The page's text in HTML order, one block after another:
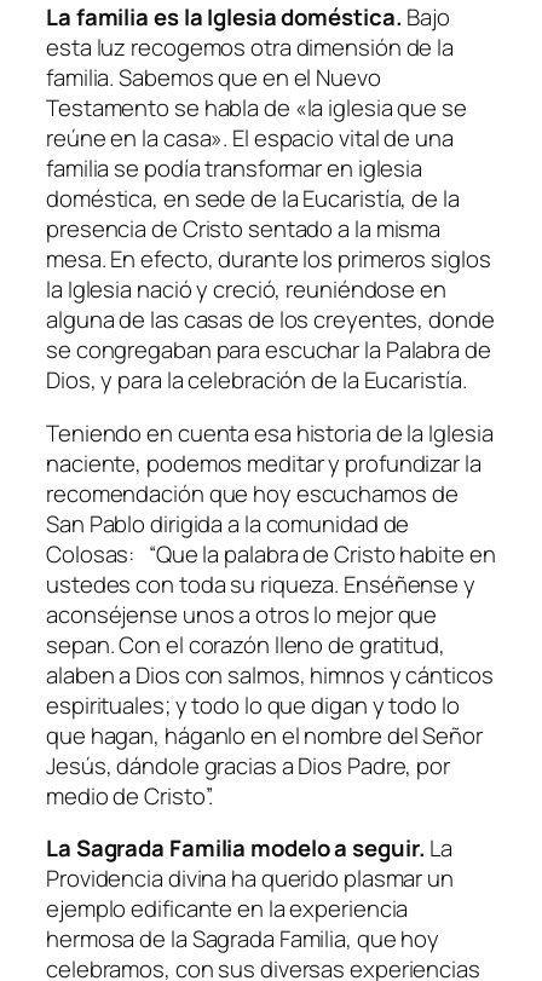
La familia es la Iglesia doméstica. Bajo
esta luz recogemos otra dimensión de la
familia. Sabemos que en el Nuevo
Testamento se habla de «la iglesia que se
reúne en la casa». El espacio vital de una
familia se podía transformar en iglesia
doméstica, en sede de la Eucaristía, de la
presencia de Cristo sentado a la misma
mesa. En efecto, durante los primeros siglos
la Iglesia nació y creció, reuniéndose en
alguna de las casas de los creyentes, donde
se congregaban para escuchar la Palabra de
Dios, y para la celebración de la Eucaristía.
Teniendo en cuenta esa historia de la Iglesia
naciente, podemos meditar y profundizar la
recomendación que hoy escuchamos de
San Pablo dirigida a la comunidad de
Colosas: “Que la palabra de Cristo habite en
ustedes con toda su riqueza. Enséñense y
aconséjense unos a otros lo mejor que
sepan. Con el corazón lleno de gratitud,
alaben a Dios con salmos, himnos y cánticos
espirituales; y todo lo que digan y todo lo
que hagan, háganlo en el nombre del Señor
Jesús, dándole gracias a Dios Padre, por
medio de Cristo”.
La Sagrada Familia modelo a seguir. La
Providencia divina ha querido plasmar un
ejemplo edificante en la experiencia
hermosa de la Sagrada Familia, que hoy
celebramos, con sus diversas experiencias